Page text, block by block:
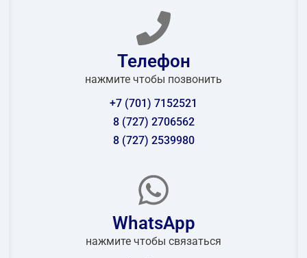
Телефон
нажмите чтобы позвонить
+7 (701) 7152521
8 (727) 2706562
8 (727) 2539980
WhatsApp
нажмите чтобы связаться